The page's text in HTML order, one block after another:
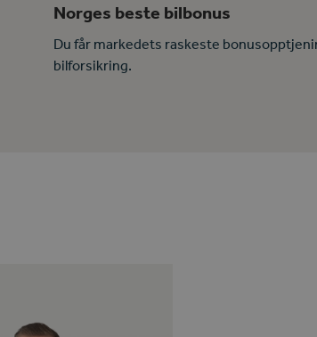
Norges beste bilbonus
Du får markedets raskeste
bilforsikring.